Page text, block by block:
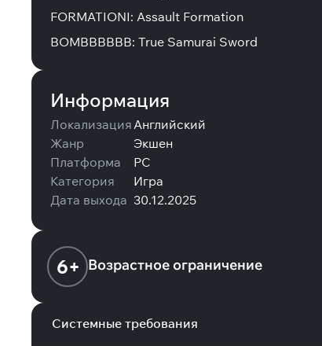
FORMATIONI: Assault Formation
BOMBBBBBB: True Samurai Sword
Информация
ЛокализацияАнглийский
Жанр
Экшен
Платформа
PC
Категория
Игра
Дата выхода 30.12.2025
6+ Возрастное ограничение
Системные требования